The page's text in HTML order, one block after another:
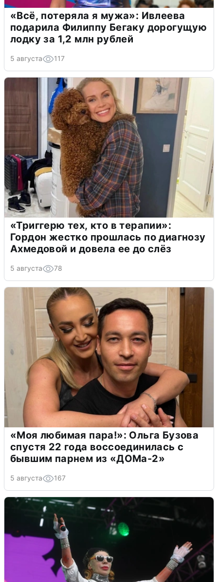
«Всё, потеряла я мужа»: Ивлеева
подарила Филиппу Бегаку дорогущую
лодку за 1,2 млн рублей
5 августа 117
«Триггерю тех, кто в терапии»:
Гордон жестко прошлась по диагнозу
Ахмедовой и довела ее до слёз
5 августа 78
«Моя любимая пара!»: Ольга Бузова
спустя 22 года воссоединилась с
бывшим парнем из «ДОМа-2»
5 августа 167